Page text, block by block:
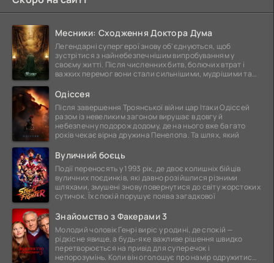
Месники: Сходження Доктора Дума
Легендарні супергерої знову об'єднуються, щоб
зустрітися з найнебезпечнішим випробуванням у
своєму житті. Після численних битв, болючих втрат і
важких перемог вони стали сильнішими, мудрішими та
Одіссея
Після завершення Троянської війни цар Ітаки Одіссей
разом із невеликим загоном вирушає в довгу й
небезпечну подорож додому, де на нього вже багато
років чекає вірна дружина Пенелопа. Та шлях, який
Вуличний боєць
Події переносять у 1993 рік, де двоє колишніх бійців
вуличних поєдинків, які давно розійшлися різними
шляхами, змушені знову повернутися до світу жорстоких
сутичок. Їх спокій порушує поява загадкової
Знайомство з Факерами 3
Молодий чоловік Генрі виріс у родині, де спокій —
рідкісне явище, а будь-яке важливе рішення швидко
перетворюється на привід для суперечок і
непорозумінь. Коли він оголошує про намір одружитися,